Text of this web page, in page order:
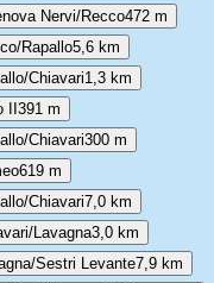
Nervi/Recco472 m
Rapallo5,6 km
Chiavari1,3 km
II391 m
Chiavari300 m
619 m
Chiavari7,0 km
Lavagna3,0 km
Sestri Levante7,9 km